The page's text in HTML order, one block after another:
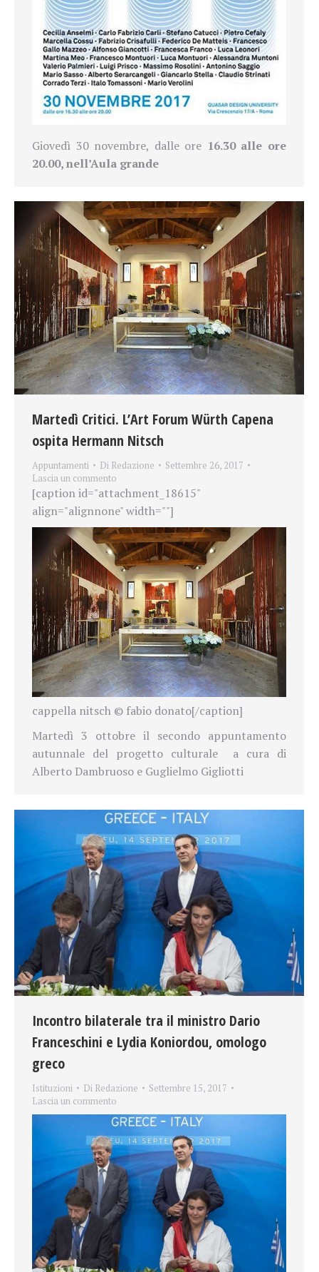
Giovedì 30 novembre, dalle ore 16.30 alle ore
20.00, nell’Aula grande
Martedì Critici. L’Art Forum Würth Capena
ospita Hermann Nitsch
Appuntamenti Di Redazione
Settembre 26, 2017
Lascia un commento
[caption id="attachment_18615"
align="alignnone" width=""]
cappella nitsch © fabio donato[/caption]
Martedì 3 ottobre il secondo appuntamento
autunnale del progetto culturale a cura di
Alberto Dambruoso e Guglielmo Gigliotti
Incontro bilaterale tra il ministro Dario
Franceschini e Lydia Koniordou, omologo
greco
Istituzioni Di Redazione
Settembre 15, 2017
Lascia un commento